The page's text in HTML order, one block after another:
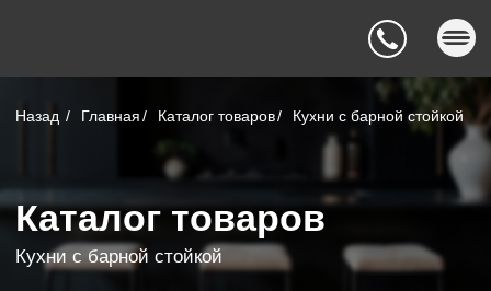
Каталог товаров